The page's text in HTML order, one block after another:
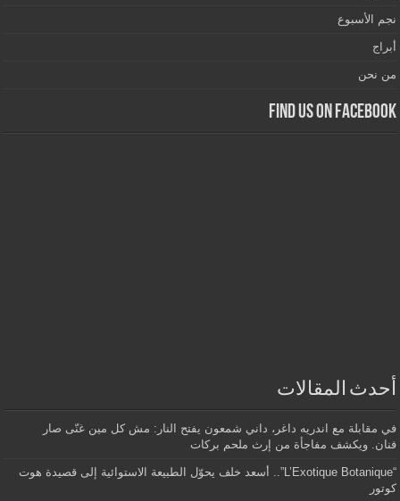
نجم الأسبوع
أبراج
من نحن
Find us on Facebook
أحدث المقالات
في مقابلة مع اندريه داغر، داني شمعون يفتح النار: مش كل مين غنّى صار
فنان. ويكشف مفاجأة من إرث ملحم بركات
“L’Exotique Botanique”.. أسعد خلف يحوّل الطبيعة الاستوائية إلى قصيدة هوت
كوتور